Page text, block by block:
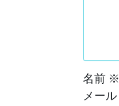
名前 ※
メール